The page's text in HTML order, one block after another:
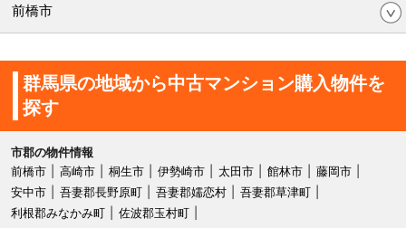
前橋市
群馬県の地域から中古マンション購入物件を
探す
市郡の物件情報
前橋市
高崎市 桐生市 伊勢崎市 太田市 館林市
藤岡市
安中市
吾妻郡長野原町 吾妻郡嬬恋村
吾妻郡草津町
利根郡みなかみ町
佐波郡玉村町